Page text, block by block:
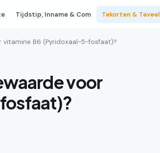
Tijdstip, Inname & Com Tekorten & Teveel
vitamine B6 (Pyridoxaal-5-fosfaat)?
voor